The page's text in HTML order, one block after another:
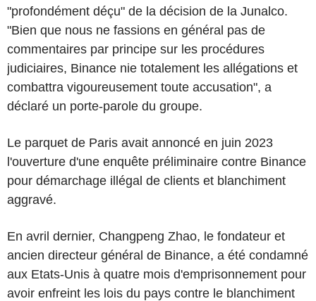
"profondément déçu" de la décision de la Junalco.
"Bien que nous ne fassions en général pas de
commentaires par principe sur les procédures
judiciaires, Binance nie totalement les allégations et
combattra vigoureusement toute accusation", a
déclaré un porte-parole du groupe.
Le parquet de Paris avait annoncé en juin 2023
l'ouverture d'une enquête préliminaire contre Binance
pour démarchage illégal de clients et blanchiment
aggravé.
En avril dernier, Changpeng Zhao, le fondateur et
ancien directeur général de Binance, a été condamné
aux Etats-Unis à quatre mois d'emprisonnement pour
avoir enfreint les lois du pays contre le blanchiment